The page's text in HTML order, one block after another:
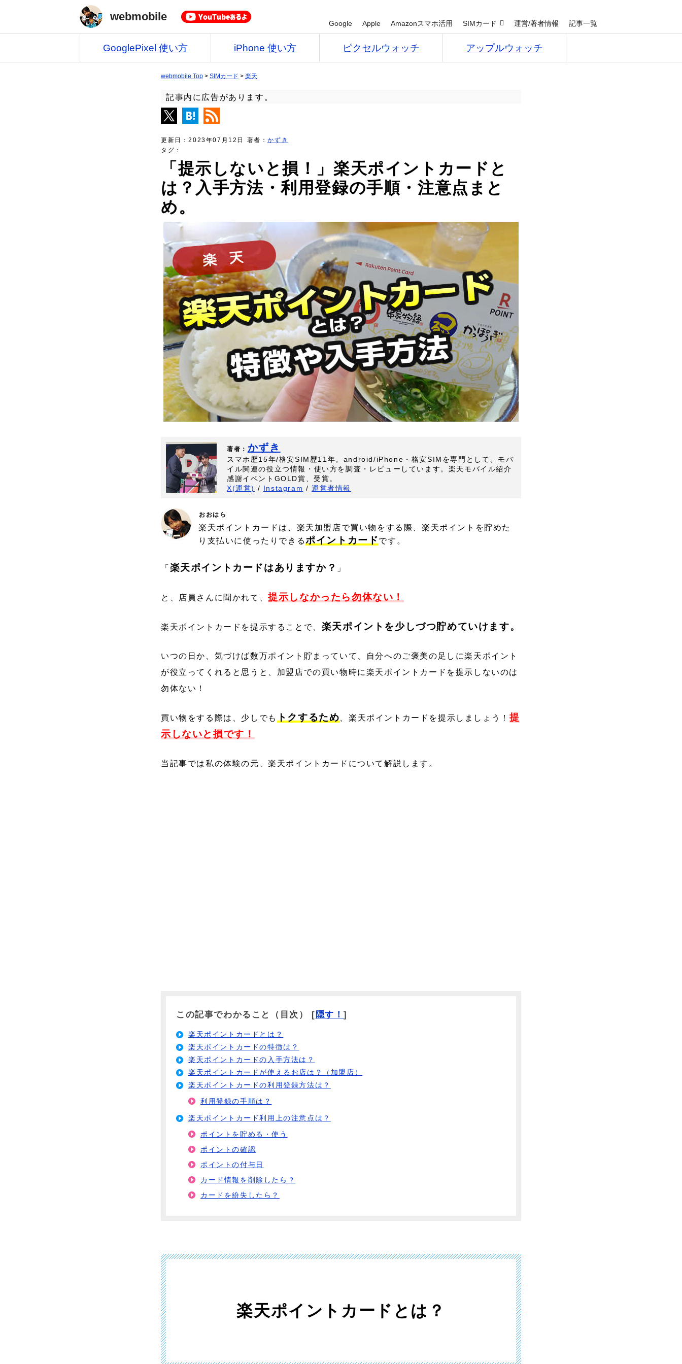
webmobile
Google Apple Amazonスマホ活用 SIMカード 運営/著者情報 記事一覧
GooglePixel 使い方 iPhone 使い方 ピクセルウォッチ アップルウォッチ
webmobile Top > SIMカード > 楽天
記事内に広告があります。
更新日：2023年07月12日 著者：かずき
タグ：
「提示しないと損！」楽天ポイントカードと
は？入手方法・利用登録の手順・注意点まと
め。
著者： かずき
スマホ歴15年/格安SIM歴11年。android/iPhone・格安SIMを専門として、モバ
イル関連の役立つ情報・使い方を調査・レビューしています。楽天モバイル紹介
感謝イベントGOLD賞、受賞。
X(運営) / Instagram /運営者情報
おおはら
楽天ポイントカードは、楽天加盟店で買い物をする際、楽天ポイントを貯めた
り支払いに使ったりできるポイントカードです。
「 楽天ポイントカードはありますか？ 」
と、店員さんに聞かれて、提示しなかったら勿体ない！
楽天ポイントカードを提示することで、 楽天ポイントを少しづつ貯めていけます。
いつの日か、気づけば数万ポイント貯まっていて、自分へのご褒美の足しに楽天ポイント
が役立ってくれると思うと、加盟店での買い物時に楽天ポイントカードを提示しないのは
勿体ない！
買い物をする際は、少しでも トクするため 、楽天ポイントカードを提示しましょう！ 提
示しないと損です！
当記事では私の体験の元、楽天ポイントカードについて解説します。
この記事でわかること（目次） [ 隠す！]
楽天ポイントカードとは？
楽天ポイントカードの特徴は？
楽天ポイントカードの入手方法は？
楽天ポイントカードが使えるお店は？（加盟店）
楽天ポイントカードの利用登録方法は？
利用登録の手順は？
楽天ポイントカード利用上の注意点は？
ポイントを貯める・使う
ポイントの確認
ポイントの付与日
カード情報を削除したら？
カードを紛失したら？
楽天ポイントカードとは？